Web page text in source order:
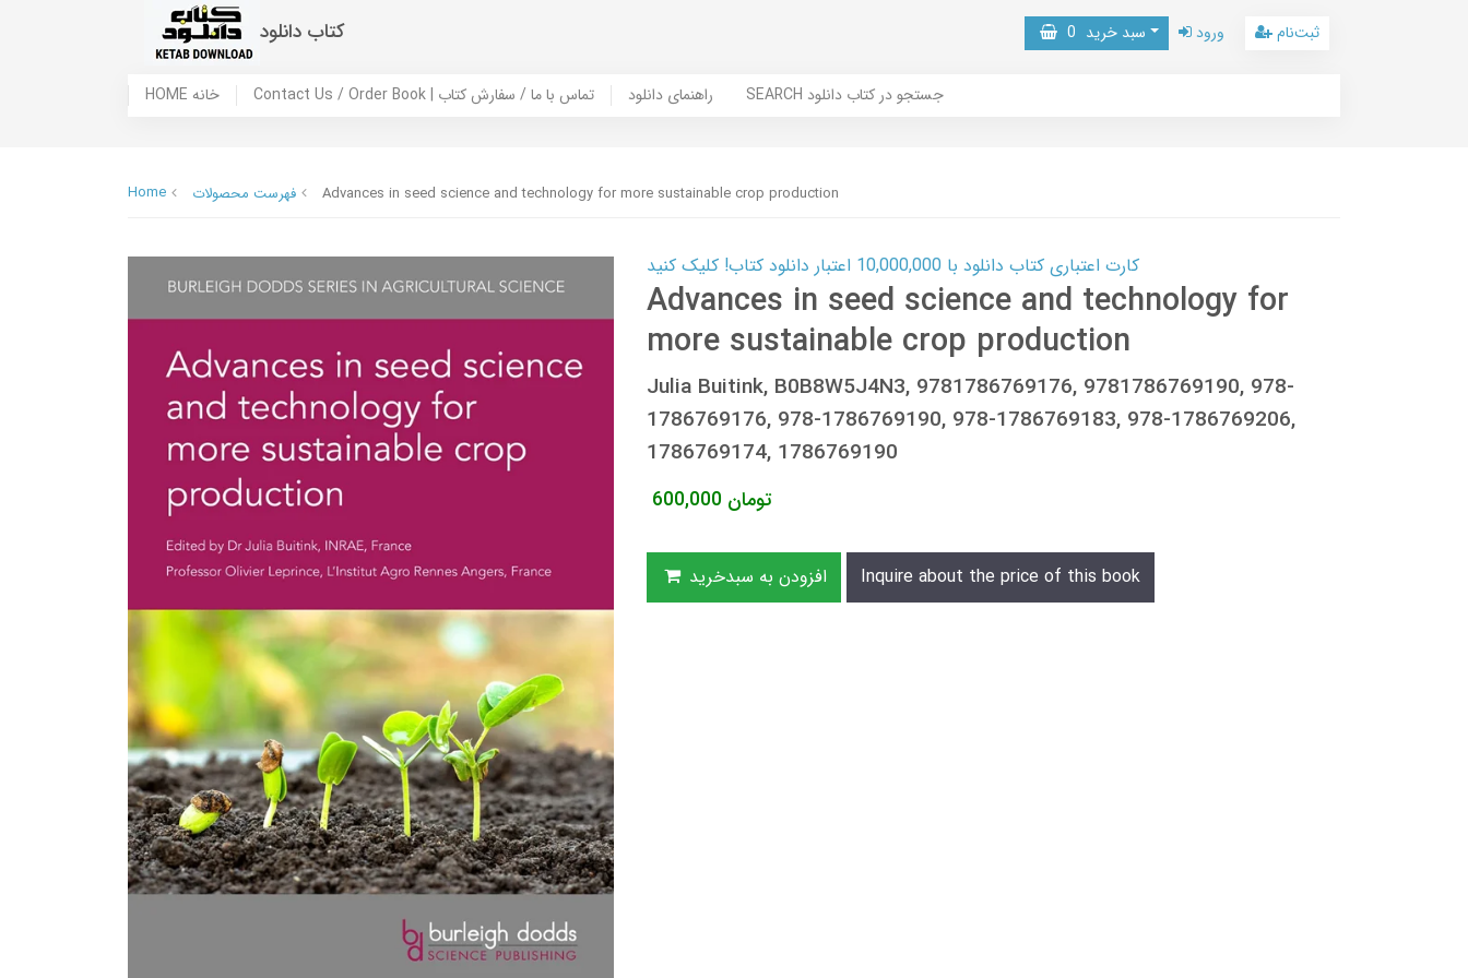
کتاب دانلود سبد خرید 0 ورود ثبت‌نام
HOME خانه Contact Us / Order Book | تماس با ما / سفارش کتاب راهنمای دانلود SEARCH جستجو در کتاب دانلود
Home فهرست محصولات Advances in seed science and technology for more sustainable crop production
کارت اعتباری کتاب دانلود با 10,000,000 اعتبار دانلود کتاب! کلیک کنید
Advances in seed science and technology for
more sustainable crop production
Julia Buitink, B0B8W5J4N3, 9781786769176, 9781786769190, 978-
1786769176, 978-1786769190, 978-1786769183, 978-1786769206,
1786769174, 1786769190
600,000 تومان
افزودن به سبدخرید Inquire about the price of this book